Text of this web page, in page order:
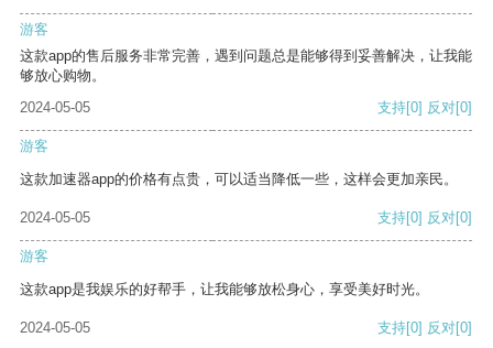
游客
这款app的售后服务非常完善，遇到问题总是能够得到妥善解决，让我能
够放心购物。
2024-05-05
支持[0] 反对[0]
游客
这款加速器app的价格有点贵，可以适当降低一些，这样会更加亲民。
2024-05-05 支持[0] 反对[0]
游客
这款app是我娱乐的好帮手，让我能够放松身心，享受美好时光。
2024-05-05 支持[0] 反对[0]